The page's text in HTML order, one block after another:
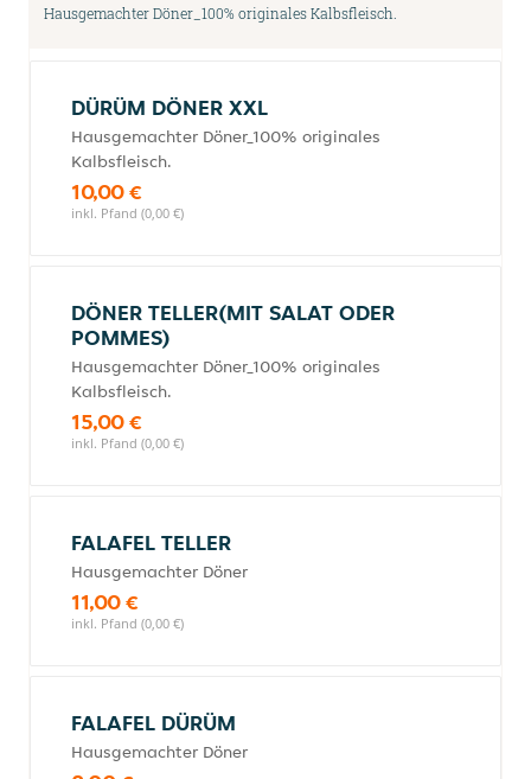
Hausgemachter Döner_100% originales Kalbsfleisch.
DÜRÜM DÖNER XXL
Hausgemachter Döner_100% originales
Kalbsfleisch.
10,00 €
inkl. Pfand (0,00 €)
DÖNER TELLER(MIT SALAT ODER
POMMES)
Hausgemachter Döner_100% originales
Kalbsfleisch.
15,00 €
inkl. Pfand (0,00 €)
FALAFEL TELLER
Hausgemachter Döner
11,00 €
inkl. Pfand (0,00 €)
FALAFEL DÜRÜM
Hausgemachter Döner